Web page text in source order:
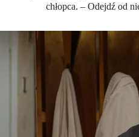
chłopca. – Odejdź od